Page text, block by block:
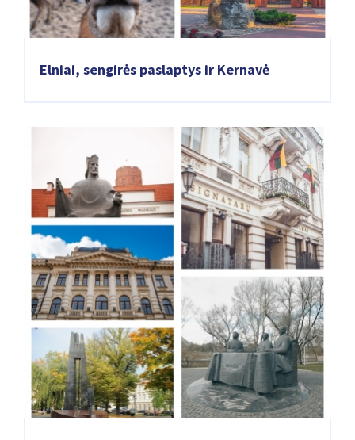
Elniai, sengirės paslaptys ir Kernavė